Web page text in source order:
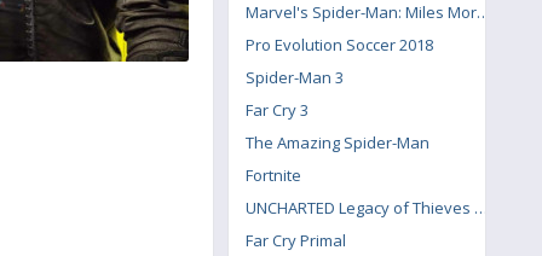
Marvel's Spider-Man: Miles Morales
Pro Evolution Soccer 2018
Spider-Man 3
Far Cry 3
The Amazing Spider-Man
Fortnite
UNCHARTED Legacy of Thieves Collection
Far Cry Primal